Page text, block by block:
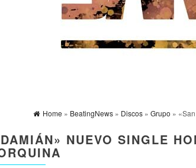
Home » BeatingNews » Discos » Grupo »
NUEVO SINGLE